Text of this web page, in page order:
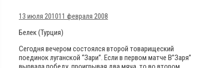
13 июля 201011 февраля 2008
Белек (Турция)
Сегодня вечером состоялся второй товарищеский
поединок луганской “Зари”. Если в первом матче В”Заря”